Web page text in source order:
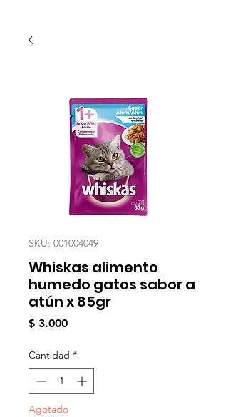
SKU: 001004049
Whiskas alimento
humedo gatos sabor a
atún x 85gr
$ 3.000Precio
Cantidad *
Agotado